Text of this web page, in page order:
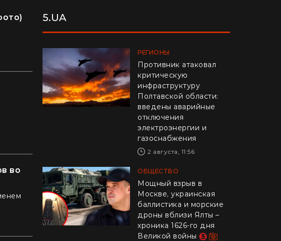
во
5.UA
РЕГИОНЫ
Противник атаковал
критическую
инфраструктуру
Полтавской области:
введены аварийные
отключения
электроэнергии и
газоснабжения
2 августа, 11:56
ОБЩЕСТВО
Мощный взрыв в
Москве, украинская
баллистика и морские
дроны вблизи Ялты –
хроника 1626-го дня
Великой войны